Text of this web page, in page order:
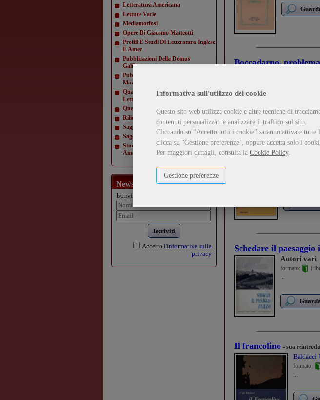
Informativa sull'utilizzo dei cookie
Questo sito web utilizza cookie e altre tecniche di
contenuti personalizzati e analizzare il traffico sul sito.
Cliccando su "Accetto tutti i cookie" saranno attivate tutte
clicca su "Gestione preferenze", oppure accetta solo i
Per maggiori dettagli, consulta la Cookie Policy.
Gestione preferenze
Letteratura Americana
Letture Varie
Mediamorfosi
Opere Di Giacomo Matteotti
Profili E Studi Di Letteratura Inglese
E Amer
Pubblicazioni Della Domus
Galilaeana
Pubblicazioni Della Domus
Mazziniana
Quaderni Dell'Istituto Di Lingua E
Letteratur
Quaderni Della Direzione
Rilievi Di Monumenti
Saggi Di Varia Umanità
Saggi Di Varia Umanità- Nuova Serie
Studi E Testi Di Storia Costituzionale
Americ
Newsletter
Iscriviti alla nostra newsletter:
Iscriviti
Accetto l'informativa sulla
privacy
Boccadarno,
Guarda
Dal Calambrone alla
Schedare il paesaggio
Autori vari
formato:
...
Il francolino - sua
Baldacci
formato:
...